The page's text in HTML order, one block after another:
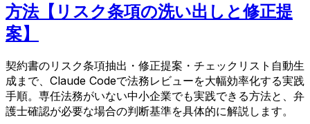
方法【リスク条項の洗い出しと修正提
案】
契約書のリスク条項抽出・修正提案・チェックリスト自動生
成まで、Claude Codeで法務レビューを大幅効率化する実践
手順。専任法務がいない中小企業でも実践できる方法と、弁
護士確認が必要な場合の判断基準を具体的に解説します。